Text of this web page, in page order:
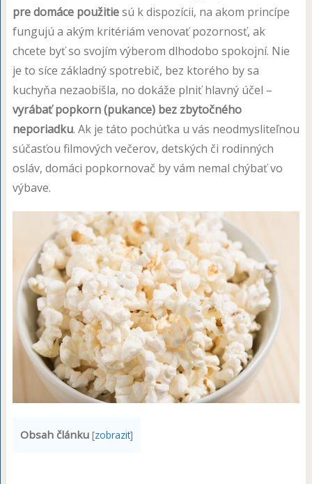
pre domáce použitiesú k dispozícii, na akom princípe
fungujú a akým kritériám venovať pozornosť, ak
chcete byť so svojím výberom dlhodobo spokojní. Nie
je to síce základný spotrebič, bez ktorého by sa
kuchyňa nezaobišla, no dokáže plniť hlavný účel –
vyrábať popkorn (pukance) bez zbytočného
neporiadku. Ak je táto pochúťka u vás neodmysliteľnou
súčasťou filmových večerov, detských či rodinných
osláv, domáci popkornovač by vám nemal chýbať vo
výbave.
Obsah článku [zobrazit]